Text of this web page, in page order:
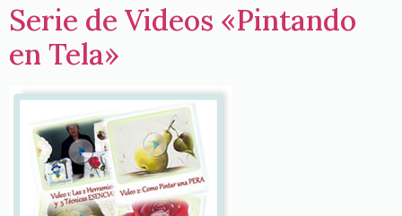
Serie de Videos «Pintando
en Tela»